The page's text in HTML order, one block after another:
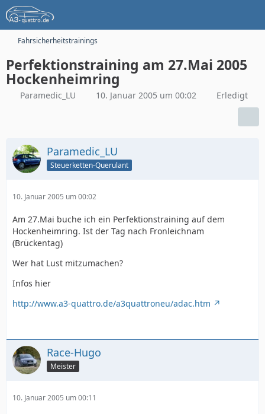
Fahrsicherheitstrainings
Perfektionstraining am 27.Mai 2005
Hockenheimring
Paramedic_LU 10. Januar 2005 um 00:02 Erledigt
Paramedic_LU
Steuerketten-Querulant
10. Januar 2005 um 00:02
Am 27.Mai buche ich ein Perfektionstraining auf dem
Hockenheimring. Ist der Tag nach Fronleichnam
(Brückentag)
Wer hat Lust mitzumachen?
Infos hier
http://www.a3-quattro.de/a3quattroneu/adac.htm
Race-Hugo
Meister
10. Januar 2005 um 00:11